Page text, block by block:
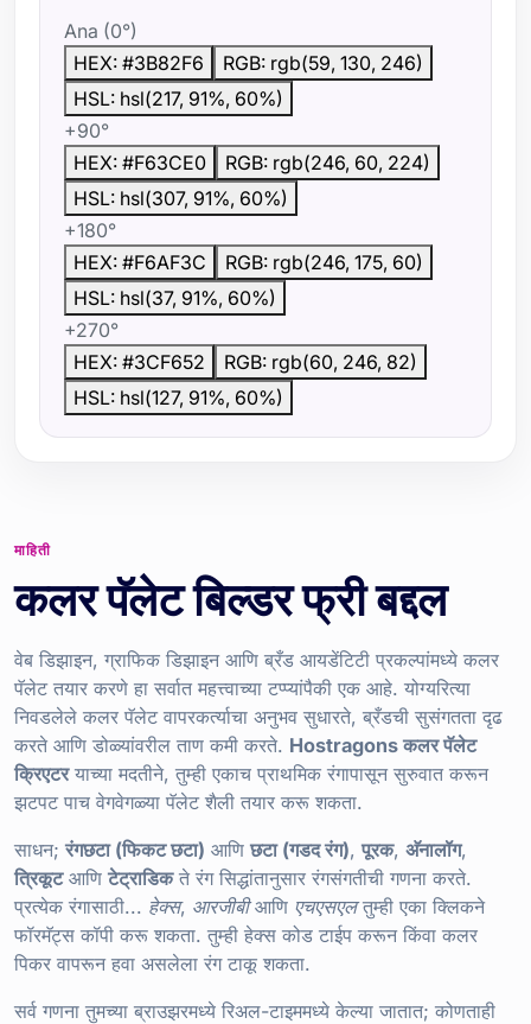
Ana (0°)
HEX: #3B82F6
RGB: rgb(59, 130, 246)
HSL: hsl(217, 91%, 60%)
+90°
HEX: #F63CE0
RGB: rgb(246, 60, 224)
HSL: hsl(307, 91%, 60%)
+180°
HEX: #F6AF3C
RGB: rgb(246, 175, 60)
HSL: hsl(37, 91%, 60%)
+270°
HEX: #3CF652
RGB: rgb(60, 246, 82)
HSL: hsl(127, 91%, 60%)
माहिती
कलर पॅलेट बिल्डर फ्री बद्दल
वेब डिझाइन, ग्राफिक डिझाइन आणि ब्रँड आयडेंटिटी प्रकल्पांमध्ये कलर
पॅलेट तयार करणे हा सर्वात महत्त्वाच्या टप्प्यांपैकी एक आहे. योग्यरित्या
निवडलेले कलर पॅलेट वापरकर्त्याचा अनुभव सुधारते, ब्रँडची सुसंगतता दृढ
करते आणि डोळ्यांवरील ताण कमी करते. Hostragons कलर पॅलेट
क्रिएटरयाच्या मदतीने, तुम्ही एकाच प्राथमिक रंगापासून सुरुवात करून
झटपट पाच वेगवेगळ्या पॅलेट शैली तयार करू शकता.
साधन;रंगछटा (फिकट छटा) आणिछटा (गडद रंग),पूरक, अ‍ॅनालॉग,
त्रिकूटआणिटेट्राडिकते रंग सिद्धांतानुसार रंगसंगतीची गणना करते.
प्रत्येक रंगासाठी... हेक्स, आरजीबीआणि एचएसएलतुम्ही एका क्लिकने
फॉरमॅट्स कॉपी करू शकता. तुम्ही हेक्स कोड टाईप करून किंवा कलर
पिकर वापरून हवा असलेला रंग टाकू शकता.
सर्व गणना तुमच्या ब्राउझरमध्ये रिअल-टाइममध्ये केल्या जातात; कोणताही